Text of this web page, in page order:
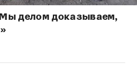
делом доказываем,